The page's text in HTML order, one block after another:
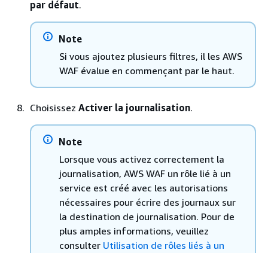
par défaut.
Note
Si vous ajoutez plusieurs filtres, il les AWS
WAF évalue en commençant par le haut.
Choisissez Activer la journalisation.
Note
Lorsque vous activez correctement la
journalisation, AWS WAF un rôle lié à un
service est créé avec les autorisations
nécessaires pour écrire des journaux sur
la destination de journalisation. Pour de
plus amples informations, veuillez
consulter Utilisation de rôles liés à un